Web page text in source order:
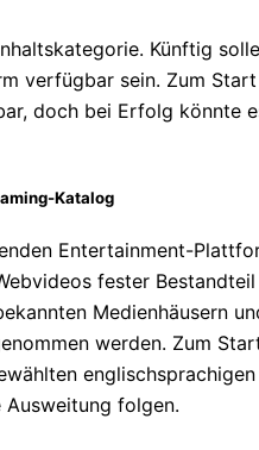
Künftig
verfügbar sein. Zum
doch bei Erfolg könnte
Katalog
Entertainment-
fester
Medienhäusern
werden. Zum
folgen.